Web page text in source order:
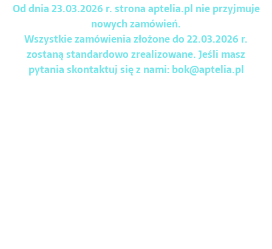
Od dnia 23.03.2026 r. strona aptelia.pl nie przyjmuje
nowych zamówień.
Wszystkie zamówienia złożone do 22.03.2026 r.
zostaną standardowo zrealizowane. Jeśli masz
pytania skontaktuj się z nami:bok@aptelia.pl